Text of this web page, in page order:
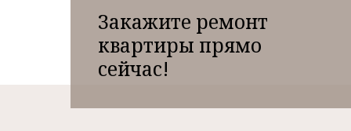
Закажите ремонт
квартиры прямо
сейчас!